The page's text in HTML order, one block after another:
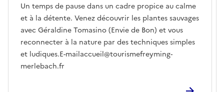
Un temps de pause dans un cadre propice au calme
et à la détente. Venez découvrir les plantes sauvages
avec Géraldine Tomasino (Envie de Bon) et vous
reconnecter à la nature par des techniques simples
et ludiques.E-mailaccueil@tourismefreyming-
merlebach.fr